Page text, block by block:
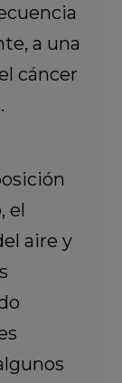
a una
cáncer
el
aire y